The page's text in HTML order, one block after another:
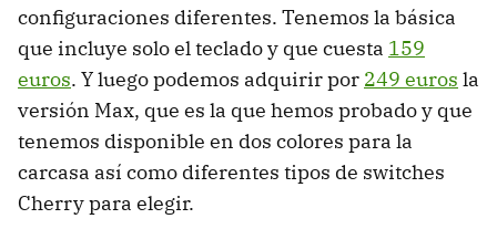
configuraciones diferentes. Tenemos la básica
que incluye solo el teclado y que cuesta 159
euros. Y luego podemos adquirir por 249 euros la
versión Max, que es la que hemos probado y que
tenemos disponible en dos colores para la
carcasa así como diferentes tipos de switches
Cherry para elegir.